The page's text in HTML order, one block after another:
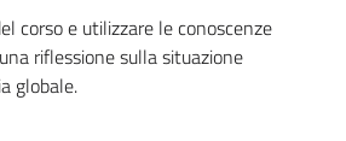
corso e utilizzare le conoscenze
riflessione sulla situazione
globale.